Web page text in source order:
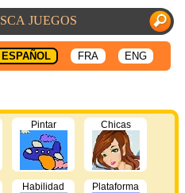
ESPAÑOL FRA ENG
Pintar Chicas
Habilidad Plataforma